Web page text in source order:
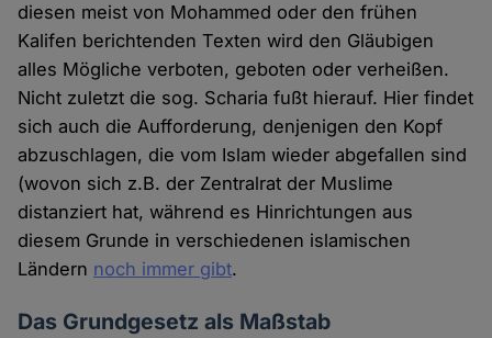
diesen meist von Mohammed oder den frühen
Kalifen berichtenden Texten wird den Gläubigen
alles Mögliche verboten, geboten oder verheißen.
Nicht zuletzt die sog. Scharia fußt hierauf. Hier findet
sich auch die Aufforderung, denjenigen den Kopf
abzuschlagen, die vom Islam wieder abgefallen sind
(wovon sich z.B. der Zentralrat der Muslime
distanziert hat, während es Hinrichtungen aus
diesem Grunde in verschiedenen islamischen
Ländern noch immer gibt.
Das Grundgesetz als Maßstab